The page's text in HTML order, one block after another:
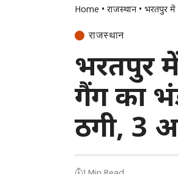
Home • राजस्थान • भरतपुर में
राजस्थान
भरतपुर
गैंग का
ठगी, 3
1 Min Read